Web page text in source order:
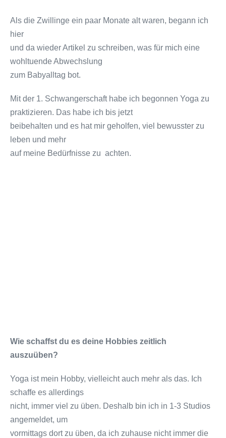
Als die Zwillinge ein paar Monate alt waren, begann ich
hier
und da wieder Artikel zu schreiben, was für mich eine
wohltuende Abwechslung
zum Babyalltag bot.
Mit der 1. Schwangerschaft habe ich begonnen Yoga zu
praktizieren. Das habe ich bis jetzt
beibehalten und es hat mir geholfen, viel bewusster zu
leben und mehr
auf meine Bedürfnisse zu achten.
Wie schaffst du es deine Hobbies zeitlich
auszuüben?
Yoga ist mein Hobby, vielleicht auch mehr als das. Ich
schaffe es allerdings
nicht, immer viel zu üben. Deshalb bin ich in 1­-3 Studios
angemeldet, um
vormittags dort zu üben, da ich zuhause nicht immer die